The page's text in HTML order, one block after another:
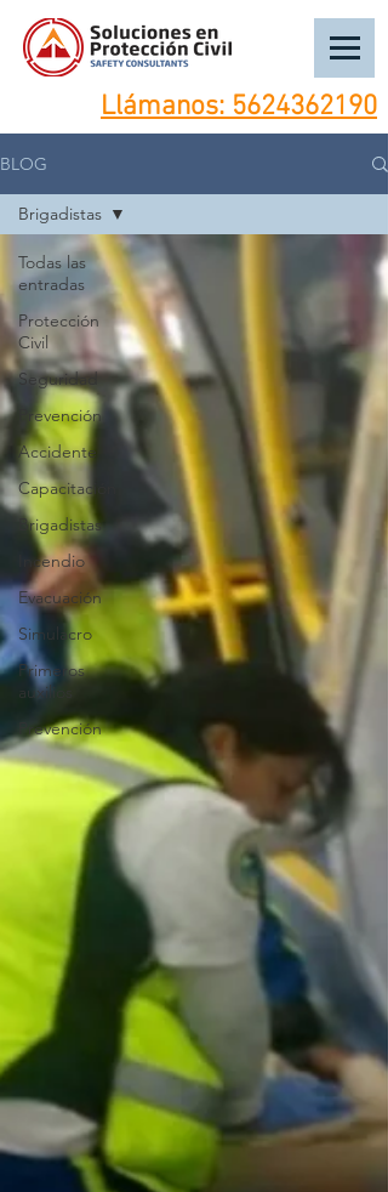
Llámanos: 5624362190
BLOG
Todas las
entradas
Protección
Civil
Seguridad
Prevención
Accidente
Capacitación
Brigadistas
Incendio
Evacuación
Simulacro
Primeros
auxilios
Prevención
Brigadistas